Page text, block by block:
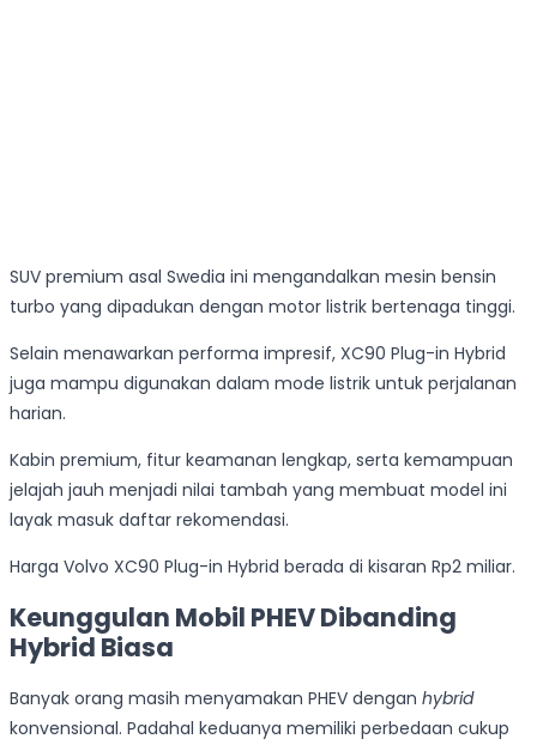
SUV premium asal Swedia ini mengandalkan mesin bensin
turbo yang dipadukan dengan motor listrik bertenaga tinggi.
Selain menawarkan performa impresif, XC90 Plug-in Hybrid
juga mampu digunakan dalam mode listrik untuk perjalanan
harian.
Kabin premium, fitur keamanan lengkap, serta kemampuan
jelajah jauh menjadi nilai tambah yang membuat model ini
layak masuk daftar rekomendasi.
Harga Volvo XC90 Plug-in Hybrid berada di kisaran Rp2 miliar.
Keunggulan Mobil PHEV Dibanding
Hybrid Biasa
Banyak orang masih menyamakan PHEV dengan hybrid
konvensional. Padahal keduanya memiliki perbedaan cukup